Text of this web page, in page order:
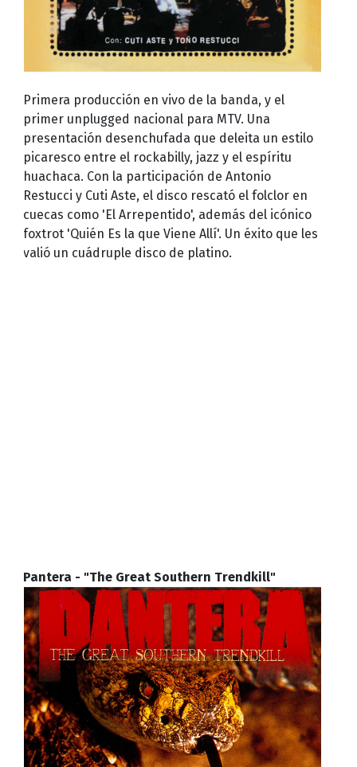
Primera producción en vivo de la banda, y el
primer unplugged nacional para MTV. Una
presentación desenchufada que deleita un estilo
picaresco entre el rockabilly, jazz y el espíritu
huachaca. Con la participación de Antonio
Restucci y Cuti Aste, el disco rescató el folclor en
cuecas como 'El Arrepentido', además del icónico
foxtrot 'Quién Es la que Viene Allí'. Un éxito que les
valió un cuádruple disco de platino.
Pantera - "The Great Southern Trendkill"